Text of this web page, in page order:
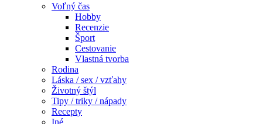
Voľný čas
Hobby
Recenzie
Šport
Cestovanie
Vlastná tvorba
Rodina
Láska / sex / vzťahy
Životný štýl
Tipy / triky / nápady
Recepty
Iné